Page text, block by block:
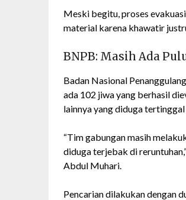
Meski begitu, proses
material karena khawatir
BNPB: Masih Ada
Badan Nasional
ada 102 jiwa yang berhasil
lainnya yang diduga
“Tim gabungan masih
diduga terjebak di
Abdul Muhari.
Pencarian dilakukan dengan